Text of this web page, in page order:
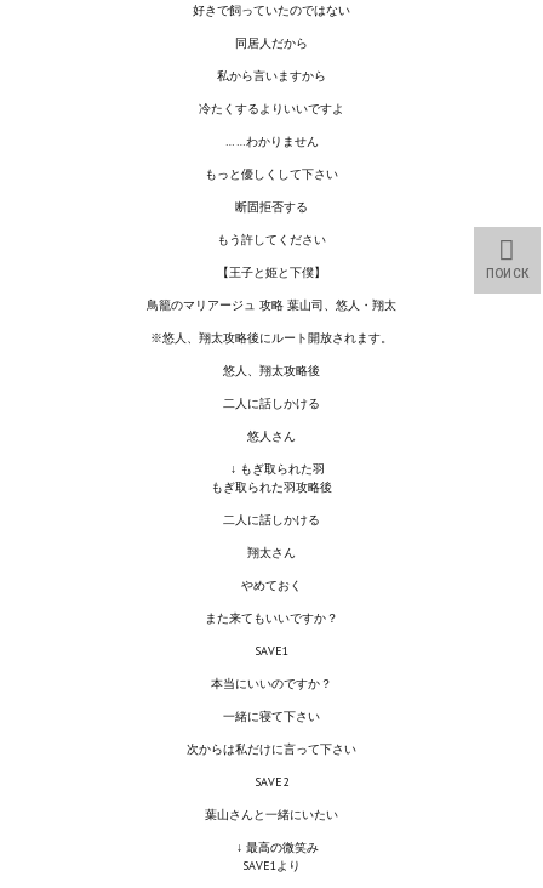
Kingdoms of Amalur: Reckoning
Mass Effect Andromeda
好きで飼っていたのではない
同居人だから
私から言いますから
冷たくするよりいいですよ
……わかりません
もっと優しくして下さい
断固拒否する
もう許してください
【王子と姫と下僕】
鳥籠のマリアージュ 攻略 葉山司、悠人・翔太
※悠人、翔太攻略後にルート開放されます。
悠人、翔太攻略後
二人に話しかける
悠人さん
↓ もぎ取られた羽
もぎ取られた羽攻略後
二人に話しかける
翔太さん
やめておく
また来てもいいですか？
SAVE1
本当にいいのですか？
一緒に寝て下さい
次からは私だけに言って下さい
SAVE2
葉山さんと一緒にいたい
↓ 最高の微笑み
SAVE1より
ПОИСК